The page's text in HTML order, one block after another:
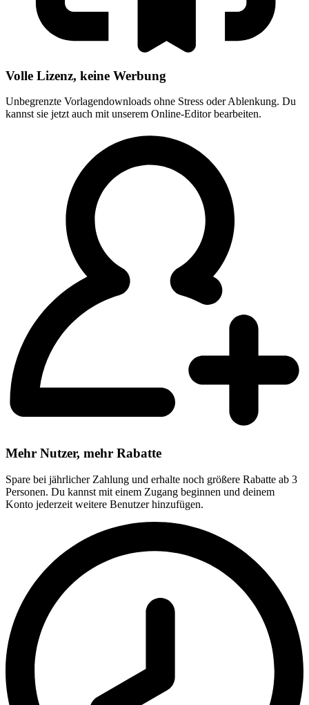
Volle Lizenz, keine Werbung
Unbegrenzte Vorlagendownloads ohne Stress oder Ablenkung. Du
kannst sie jetzt auch mit unserem Online-Editor bearbeiten.
Mehr Nutzer, mehr Rabatte
Spare bei jährlicher Zahlung und erhalte noch größere Rabatte ab 3
Personen. Du kannst mit einem Zugang beginnen und deinem
Konto jederzeit weitere Benutzer hinzufügen.